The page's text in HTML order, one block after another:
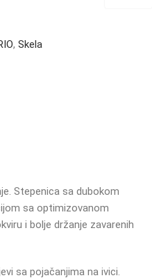
, Skela
Stepenica sa dubokom
sa optimizovanom
i bolje držanje zavarenih
sa pojačanjima na ivici.